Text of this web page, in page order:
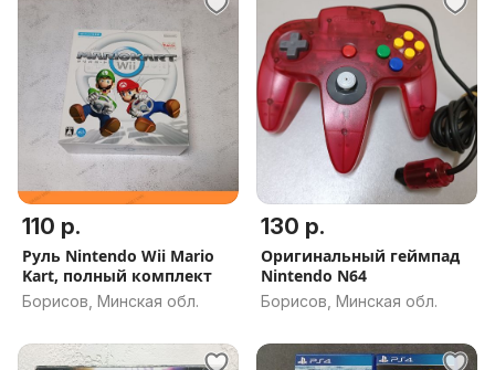
110 р.
Руль Nintendo Wii Mario
Kart, полный комплект
Борисов, Минская обл.
130 р.
Оригинальный геймпад
Nintendo N64
Борисов, Минская обл.